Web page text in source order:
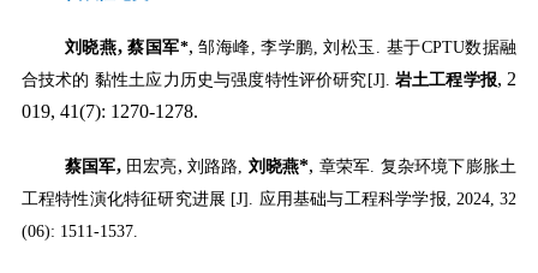
刘晓燕,蔡国军*,邹海峰,李学鹏,刘松玉 . 基于CPTU数据融
合技术的 黏性土应力历史与强度特性评价研究 [J]. 岩土工程学报, 2
019, 41(7): 1270-1278.
蔡国军, 田宏亮, 刘路路, 刘晓燕*, 章荣军. 复杂环境下膨胀土
工程特性演化特征研究进展 [J]. 应用基础与工程科学学报, 2024, 32
(06): 1511-1537.